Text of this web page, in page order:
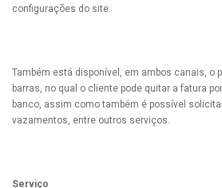
configurações do site.
Também está disponível, em ambos canais, o
barras, no qual o cliente pode quitar a fatura
banco, assim como também é possível
vazamentos, entre outros serviços.
Serviço